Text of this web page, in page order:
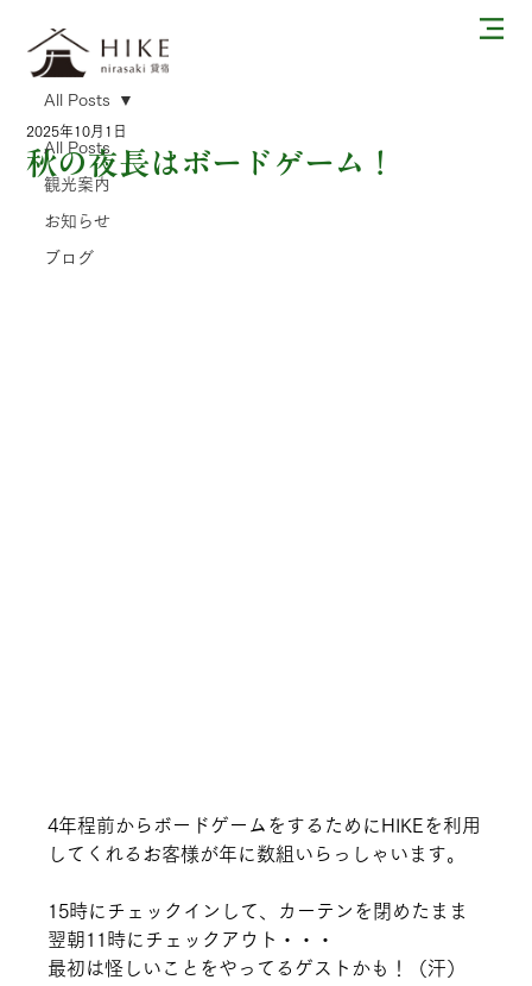
All Posts
観光案内
お知らせ
ブログ
All Posts
秋の夜長はボードゲーム！
2025年10月1日
4年程前からボードゲームをするためにHIKEを利用
してくれるお客様が年に数組いらっしゃいます。
15時にチェックインして、カーテンを閉めたまま
翌朝11時にチェックアウト・・・
最初は怪しいことをやってるゲストかも！（汗）